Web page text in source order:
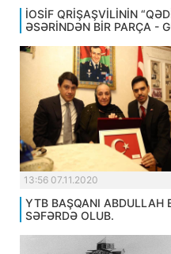
İOSİF QRİŞAŞVİLİNİN
ƏSƏRİNDƏN BİR PARÇA -
13:56 07.11.2020
YTB BAŞQANI ABDULLAH
SƏFƏRDƏ OLUB.